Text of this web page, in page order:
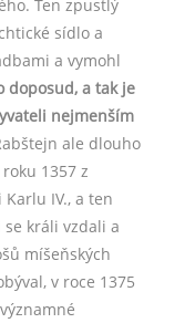
Ten zpustlý
sídlo a
a vymohl
doposud, a tak je
nejmenším
ale dlouho
1357 z
IV., a ten
králi vzdali a
míšeňských
v roce 1375